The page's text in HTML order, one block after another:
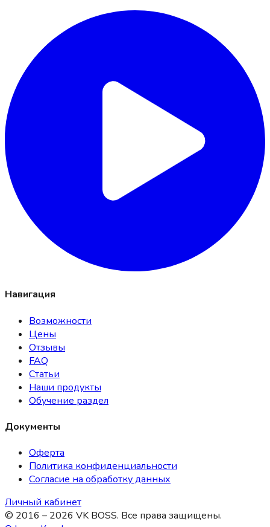
Навигация
Возможности
Цены
Отзывы
FAQ
Статьи
Наши продукты
Обучение раздел
Документы
Оферта
Политика конфиденциальности
Согласие на обработку данных
Личный кабинет
© 2016 – 2026 VK BOSS. Все права защищены.